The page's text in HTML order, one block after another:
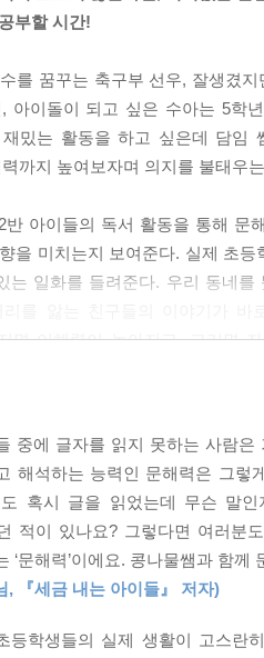
읽는 경우는 국어 수업 시간이 거
게 읽는 것이 자연스럽고 좋은지
든 중요한 건 내용이야. 선우 인
할 수 없어.”
니, 선우는 눈이 번쩍 뜨였다. 선
. 책을 읽으면 아는 게 많아지고
선수가 되어 멋진 인터뷰를 할 거
력을 키우는 꿀팁」 중에서
는 능력인 ‘문해력’을 기르려면
가 바로 ‘질문’이에요. 책을 읽
질문을 해야 할까요? 질문을 하
뜻이지?’ ‘이건 이런 내용인가?’
을 키우는 꿀팁」 중에서
부할 시간!
를 꿈꾸는 축구부 선우, 잘생겼
아이돌이 되고 싶은 수아는 5학
밌는 활동을 하고 싶은데 담임
까지 높여보자며 의지를 불태우
반 아이들의 독서 활동을 통해 문
을 미치는지 보여준다. 실제 초
는 일화를 들려준다. 우리 동네를
면 이해력이 높아지고, 그러면
되지 않는다면 학습량이 부족해
에 문해력이 있다는 것을 이 책은
실제 생활을 고스란히 옮겨놓
해도 성적이 잘 오르지 않는 아
은 읽는 재미와 함께 학습 성장도
있는 문해력의 크기를 가늠할 수 있
중에 글자를 읽지 못하는 사람은
해석하는 능력인 문해력은 그
도 혹시 글을 읽었는데 무슨 말
적이 있나요? 그렇다면 여러분
‘문해력’이에요. 콩나물쌤과 함
, 『세금 내는 아이들』 저자)
등학생들의 실제 생활이 고스란